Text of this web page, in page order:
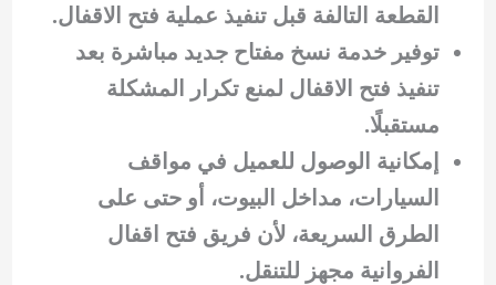
القطعة التالفة قبل تنفيذ عملية فتح الاقفال.
توفير خدمة نسخ مفتاح جديد مباشرة بعد
تنفيذ فتح الاقفال لمنع تكرار المشكلة
مستقبلًا.
إمكانية الوصول للعميل في مواقف
السيارات، مداخل البيوت، أو حتى على
الطرق السريعة، لأن فريق فتح اقفال
الفروانية مجهز للتنقل.